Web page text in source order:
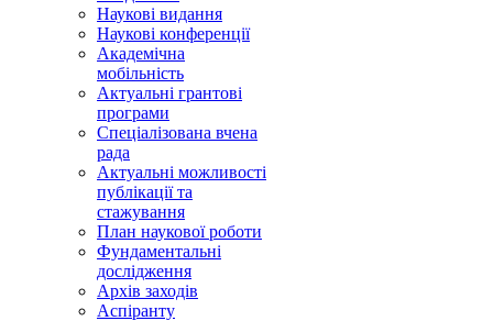
Наукові видання
Наукові конференції
Академічна
мобільність
Актуальні грантові
програми
Спеціалізована вчена
рада
Актуальні можливості
публікації та
стажування
План наукової роботи
Фундаментальні
дослідження
Архів заходів
Аспіранту